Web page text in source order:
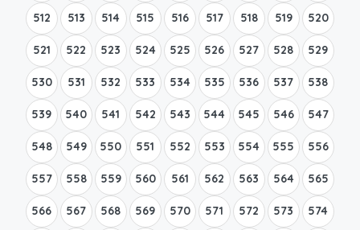
512 513 514 515 516 517 518 519 520
521 522 523 524 525 526 527 528 529
530 531 532 533 534 535 536 537 538
539 540 541 542 543 544 545 546 547
548 549 550 551 552 553 554 555 556
557 558 559 560 561 562 563 564 565
566 567 568 569 570 571 572 573 574